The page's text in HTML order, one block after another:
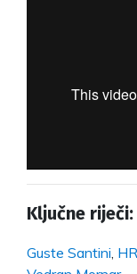
Ključne riječi:
Guste Santini